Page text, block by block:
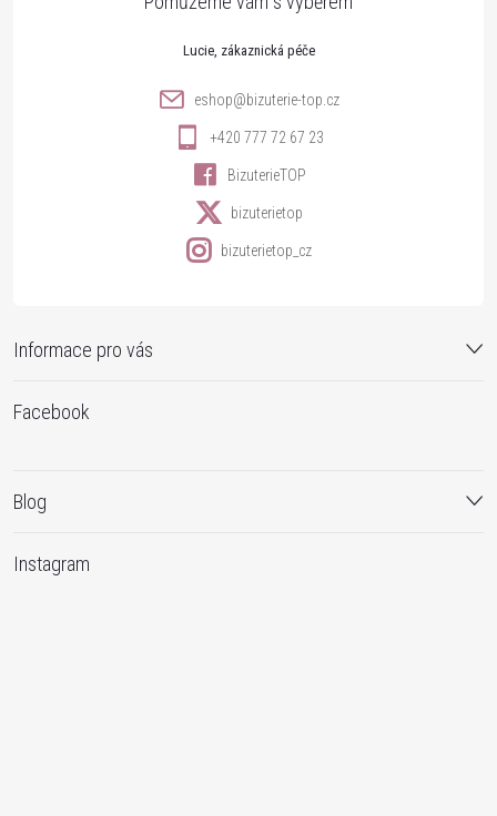
Informace pro vás
Lucie
eshop@bizuterie-top.cz
+420 777 72 67 23
BizuterieTOP
bizuterietop
bizuterietop_cz
Facebook
Blog
Instagram